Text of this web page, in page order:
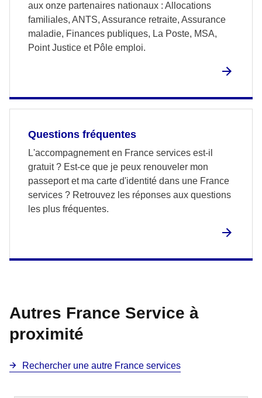
aux onze partenaires nationaux : Allocations
familiales, ANTS, Assurance retraite, Assurance
maladie, Finances publiques, La Poste, MSA,
Point Justice et Pôle emploi.
Questions fréquentes
L'accompagnement en France services est-il
gratuit ? Est-ce que je peux renouveler mon
passeport et ma carte d'identité dans une France
services ? Retrouvez les réponses aux questions
les plus fréquentes.
Autres France Service à
proximité
Rechercher une autre France services